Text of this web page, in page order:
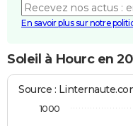
En savoir plus sur notre
Soleil à Hourc en
Source :
1000